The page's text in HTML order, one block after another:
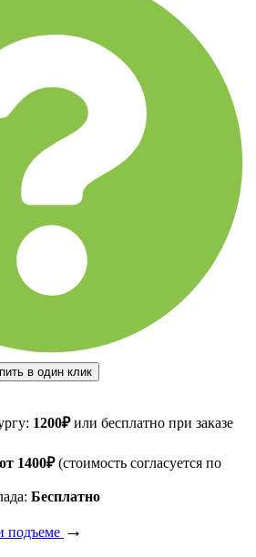
1200₽или бесплатно при заказе
от 1400₽(стоимость согласуется по
Бесплатно
подъеме →